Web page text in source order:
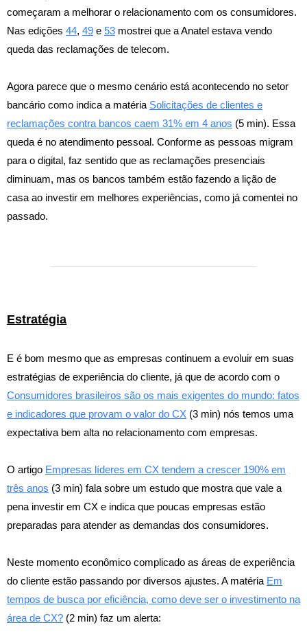
começaram a melhorar o relacionamento com os consumidores.
Nas edições 44, 49 e 53 mostrei que a Anatel estava vendo
queda das reclamações de telecom.
Agora parece que o mesmo cenário está acontecendo no setor
bancário como indica a matéria Solicitações de clientes e
reclamações contra bancos caem 31% em 4 anos (5 min). Essa
queda é no atendimento pessoal. Conforme as pessoas migram
para o digital, faz sentido que as reclamações presenciais
diminuam, mas os bancos também estão fazendo a lição de
casa ao investir em melhores experiências, como já comentei no
passado.
Estratégia
E é bom mesmo que as empresas continuem a evoluir em suas
estratégias de experiência do cliente, já que de acordo com o
Consumidores brasileiros são os mais exigentes do mundo: fatos
e indicadores que provam o valor do CX (3 min) nós temos uma
expectativa bem alta no relacionamento com empresas.
O artigo Empresas líderes em CX tendem a crescer 190% em
três anos (3 min) fala sobre um estudo que mostra que vale a
pena investir em CX e indica que poucas empresas estão
preparadas para atender as demandas dos consumidores.
Neste momento econômico complicado as áreas de experiência
do cliente estão passando por diversos ajustes. A matéria Em
tempos de busca por eficiência, como deve ser o investimento na
área de CX? (2 min) faz um alerta: